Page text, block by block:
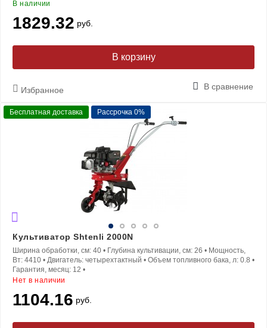
В наличии
1829.32 руб.
В корзину
Избранное В сравнение
Бесплатная доставка Рассрочка 0%
Культиватор Shtenli 2000N
Ширина обработки, см: 40 • Глубина культивации, см: 26 • Мощность,
Вт: 4410 • Двигатель: четырехтактный • Объем топливного бака, л: 0.8 •
Гарантия, месяц: 12 •
Нет в наличии
1104.16 руб.